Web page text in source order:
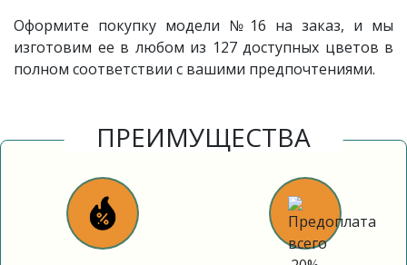
Оформите покупку модели №16 на заказ, и мы
изготовим ее в любом из 127 доступных цветов в
полном соответствии с вашими предпочтениями.
ПРЕИМУЩЕСТВА